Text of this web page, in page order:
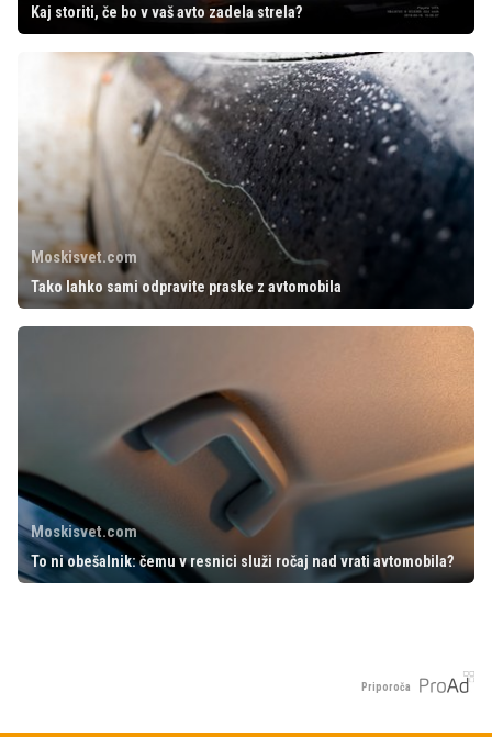
Kaj storiti, če bo v vaš avto zadela strela?
Moskisvet.com
Tako lahko sami odpravite praske z avtomobila
Moskisvet.com
To ni obešalnik: čemu v resnici služi ročaj nad vrati avtomobila?
Priporoča